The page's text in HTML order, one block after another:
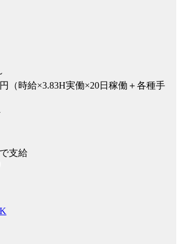
（時給×3.83H実働×20日稼働＋各種手
支給